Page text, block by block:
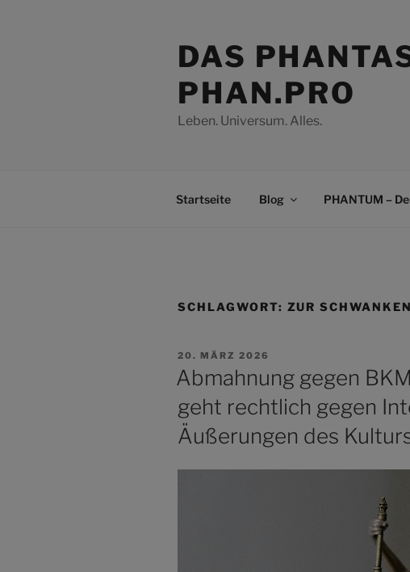
DAS
PHAN.PRO
Leben. Universum. Alles.
Startseite Blog PHANTUM –
SCHLAGWORT: ZUR
VERÖFFENTLICHT
AM
20. MÄRZ 2026
Abmahnung gegen
geht rechtlich gegen
Äußerungen des